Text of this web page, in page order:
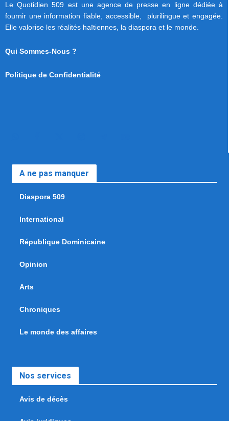
Le Quotidien 509 est une agence de presse en ligne dédiée à
fournir une information fiable, accessible, plurilingue et engagée.
Elle valorise les réalités haïtiennes, la diaspora et le monde.
Qui Sommes-Nous ?
Politique de Confidentialité
A ne pas manquer
Diaspora 509
International
République Dominicaine
Opinion
Arts
Chroniques
Le monde des affaires
Nos services
Avis de décès